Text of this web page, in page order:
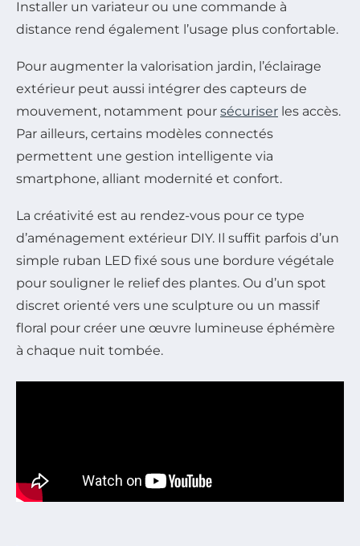
Installer un variateur ou une commande à
distance rend également l’usage plus confortable.
Pour augmenter la valorisation jardin, l’éclairage
extérieur peut aussi intégrer des capteurs de
mouvement, notamment pour sécuriser les accès.
Par ailleurs, certains modèles connectés
permettent une gestion intelligente via
smartphone, alliant modernité et confort.
La créativité est au rendez-vous pour ce type
d’aménagement extérieur DIY. Il suffit parfois d’un
simple ruban LED fixé sous une bordure végétale
pour souligner le relief des plantes. Ou d’un spot
discret orienté vers une sculpture ou un massif
floral pour créer une œuvre lumineuse éphémère
à chaque nuit tombée.